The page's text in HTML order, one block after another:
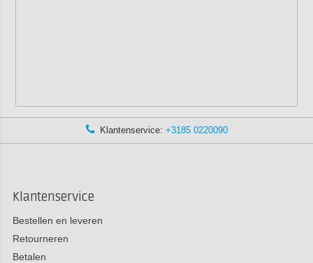
Klantenservice: +3185 0220090
Klantenservice
Bestellen en leveren
Retourneren
Betalen